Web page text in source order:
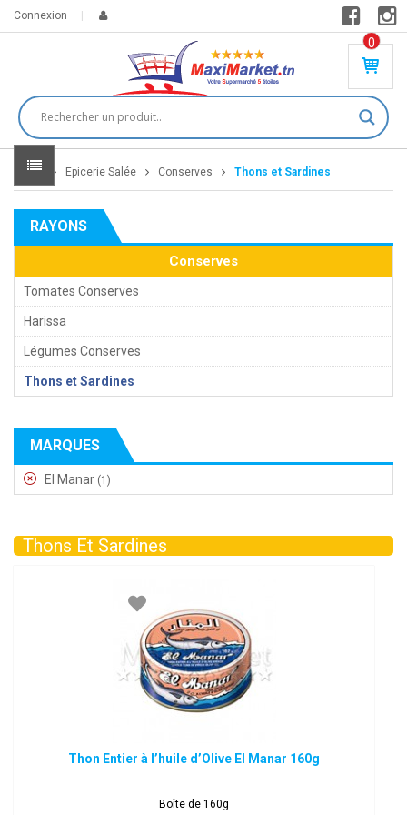
Connexion
0
PR
DU
IT(
S)
DT
Home Epicerie Salée Conserves Thons et Sardines
RAYONS
Conserves
Tomates Conserves
Harissa
Légumes Conserves
Thons et Sardines
MARQUES
El Manar (1)
Thons Et Sardines
Thon Entier à l’huile d’Olive El Manar 160g
Boîte de 160g